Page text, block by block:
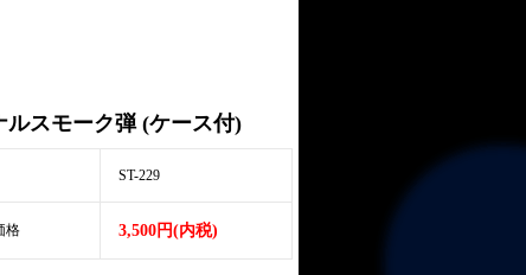
ルスモーク弾 (ケース付)
ST-229
格 3,500円(内税)